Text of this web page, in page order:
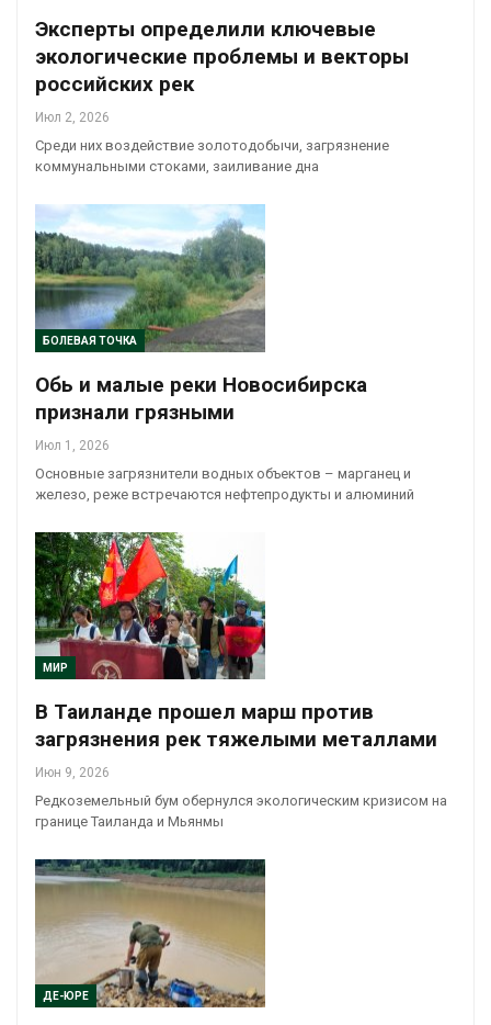
Эксперты определили ключевые
экологические проблемы и векторы
российских рек
Июл 2, 2026
Среди них воздействие золотодобычи, загрязнение
коммунальными стоками, заиливание дна
БОЛЕВАЯ ТОЧКА
Обь и малые реки Новосибирска
признали грязными
Июл 1, 2026
Основные загрязнители водных объектов – марганец и
железо, реже встречаются нефтепродукты и алюминий
МИР
В Таиланде прошел марш против
загрязнения рек тяжелыми металлами
Июн 9, 2026
Редкоземельный бум обернулся экологическим кризисом на
границе Таиланда и Мьянмы
ДЕ-ЮРЕ